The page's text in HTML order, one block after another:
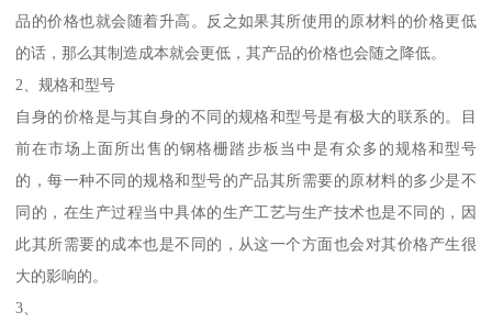
品的价格也就会随着升高。反之如果其所使用的原材料的价格更低
的话，那么其制造成本就会更低，其产品的价格也会随之降低。
2、规格和型号
自身的价格是与其自身的不同的规格和型号是有极大的联系的。目
前在市场上面所出售的钢格栅踏步板当中是有众多的规格和型号
的，每一种不同的规格和型号的产品其所需要的原材料的多少是不
同的，在生产过程当中具体的生产工艺与生产技术也是不同的，因
此其所需要的成本也是不同的，从这一个方面也会对其价格产生很
大的影响的。
3、